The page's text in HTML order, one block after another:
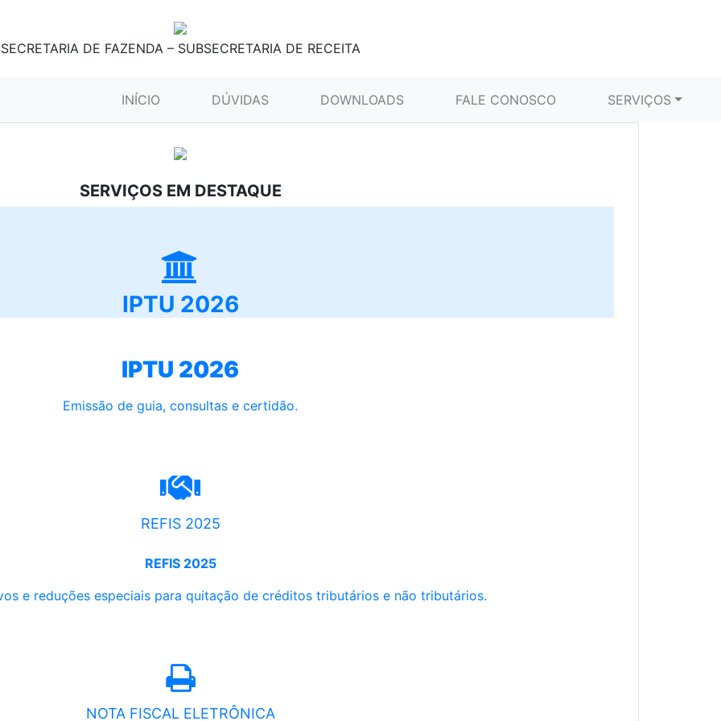
SECRETARIA DE FAZENDA – SUBSECRETARIA DE RECEITA
INÍCIO (CURRENT)DÚVIDAS DOWNLOADS FALE CONOSCO SERVIÇOS
SERVIÇOS EM DESTAQUE
IPTU 2026
IPTU 2026
Emissão de guia, consultas e certidão.
REFIS 2025
REFIS 2025
e reduções especiais para quitação de créditos tributários e não tributários.
NOTA FISCAL ELETRÔNICA